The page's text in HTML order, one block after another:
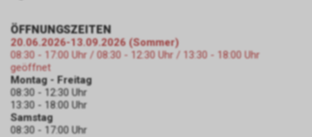
ÖFFNUNGSZEITEN
20.06.2026-13.09.2026 (Sommer)
08:30 - 17:00 Uhr / 08:30 - 12:30 Uhr / 13:30 - 18:00 Uhr
geöffnet
Montag - Freitag
08:30 - 12:30 Uhr
13:30 - 18:00 Uhr
Samstag
08:30 - 17:00 Uhr